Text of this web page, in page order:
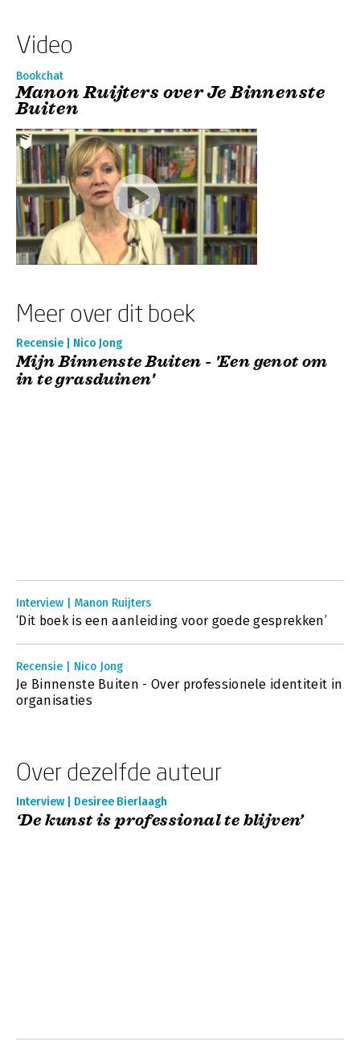
Video
Bookchat
Manon Ruijters over Je Binnenste
Buiten
Meer over dit boek
Recensie | Nico Jong
Mijn Binnenste Buiten - 'Een genot om
in te grasduinen'
Interview | Manon Ruijters
‘Dit boek is een aanleiding voor goede gesprekken’
Recensie | Nico Jong
Je Binnenste Buiten - Over professionele identiteit in
organisaties
Over dezelfde auteur
Interview | Desiree Bierlaagh
‘De kunst is professional te blijven’